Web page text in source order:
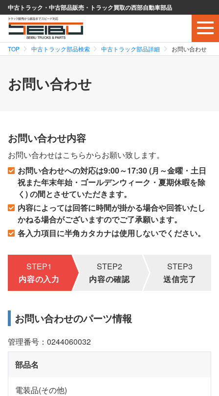
中古トラック・中古部品販売・トラック買取の西部自動車部品
TOP 中古トラック部品検索 中古トラック部品詳細 お問い合わせ
お問い合わせ
お問い合わせ内容
お問い合わせはこちらからお願い致します。
お問い合わせへの対応は9:00～17:30 (月～金曜・土日
祝また年末年始・ゴールデンウィーク・夏期休暇を除
く) の間とさせていただきます。
内容によっては回答に時間が掛かる場合や回答いたし
かねる場合がございますのでご了承願います。
各入力項目に半角カタカナは使用しないでください。
STEP1
内容の入力
STEP2
内容の確認
STEP3
送信完了
お問い合わせのパーツ情報
管理番号：0244060032
部品名
電装品(その他)